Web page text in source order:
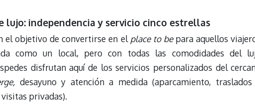
lujo: independencia y servicio cinco estrellas
el objetivo de convertirse en el place to bepara aquellos
como un local, pero con todas las comodidades del
disfrutan aquí de los servicios personalizados del
desayuno y atención a medida (aparcamiento,
privadas).